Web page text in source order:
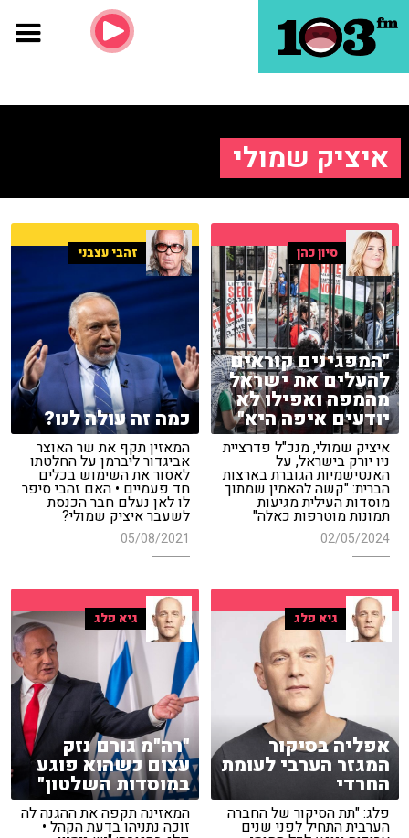
איציק שמולי
סיון כהן
"המפגינים קוראים
להעלים את ישראל
מהמפה ואפילו לא
יודעים איפה היא"
איציק שמולי, מנכ"ל פדרציית
ניו יורק בישראל, על
האנטישמיות הגוברת בארצות
הברית: "קשה להאמין שמתוך
מוסדות העילית מגיעות
תמונות מוטרפות כאלה"
02/05/2024
זהבי עצבני
כמה זה עולה לנו?
המאזין תקף את שר האוצר
אביגדור ליברמן על החלטתו
לאסור את השימוש בכלים
חד פעמיים • האם זהבי סיפר
לו לאן נעלם חבר הכנסת
לשעבר איציק שמולי?
05/08/2021
גיא פלג
אפליה בסיקור
המגזר הערבי לעומת
החרדי
פלג: "תת הסיקור של החברה
הערבית התחיל לפני שנים
גיא פלג
"רה"מ גורם נזק
עצום כשהוא פוגע
במוסדות השלטון"
המאזינה תקפה את ההגנה לה
זוכה נתניהו בדעת הקהל •